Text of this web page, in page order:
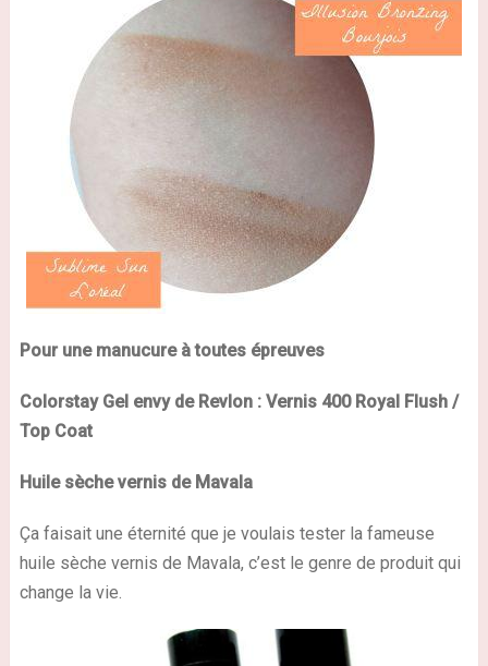
Pour une manucure à toutes épreuves
Colorstay Gel envy de Revlon: Vernis 400 Royal Flush /
Top Coat
Huile sèche vernis de Mavala
Ça faisait une éternité que je voulais tester la fameuse
huile sèche vernis de Mavala, c’est le genre de produit qui
change la vie.